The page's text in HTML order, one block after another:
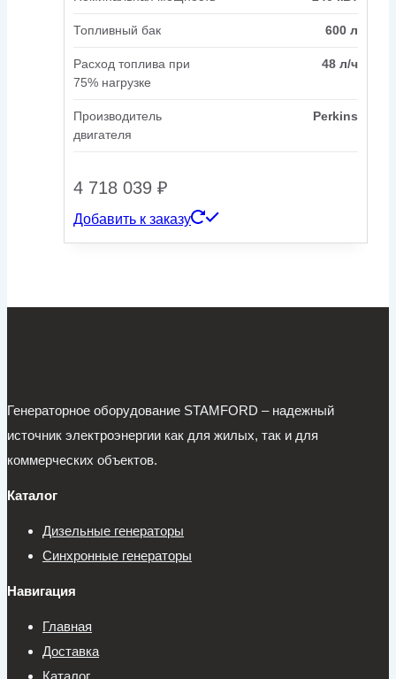
Топливный бак 600 л
Расход топлива при
75% нагрузке
48 л/ч
Производитель
двигателя
Perkins
4 718 039 ₽
Добавить к заказу
Генераторное оборудование STAMFORD – надежный
источник электроэнергии как для жилых, так и для
коммерческих объектов.
Каталог
Дизельные генераторы
Синхронные генераторы
Навигация
Главная
Доставка